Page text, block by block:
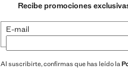
Recibe promociones
E-mail
Al suscribirte, confirmas que has leído la